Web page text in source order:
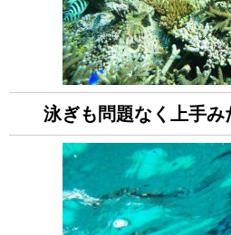
泳ぎも問題なく上手み